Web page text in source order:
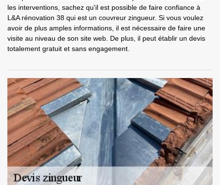
les interventions, sachez qu'il est possible de faire confiance à
L&A rénovation 38 qui est un couvreur zingueur. Si vous voulez
avoir de plus amples informations, il est nécessaire de faire une
visite au niveau de son site web. De plus, il peut établir un devis
totalement gratuit et sans engagement.